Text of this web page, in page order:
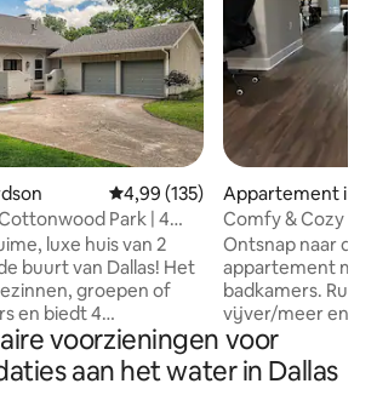
Gemiddelde beoordeling van
4,99 (135)
Park | 4
bedden
luxe huis van 2
van Dallas! Het
groepen of
en biedt 4
mastersuites met
een queensize
kinderkamer met
Appartement in
Comfy & Cozy -
Legacy Plano.
Ontsnap naar de
appartement met
badkamers.
vijver/meer en
Een park dat
ontspannende
of om foto's te
voorzieningen voor
aan het water in Dallas